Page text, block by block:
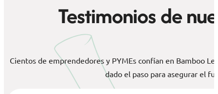
Testimonios de
Cientos de emprendedores y PYMEs confían en Bamboo
dado el paso para asegurar el